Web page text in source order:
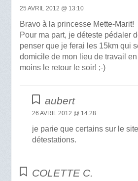
25 AVRIL 2012 @ 13:10
Bravo à la princesse Mette-Marit!
Pour ma part, je déteste pédaler
penser que je ferai les 15km qui
domicile de mon lieu de travail
moins le retour le soir! ;-)
aubert
26 AVRIL 2012 @ 14:28
je parie que certains sur le
détestations.
COLETTE C.